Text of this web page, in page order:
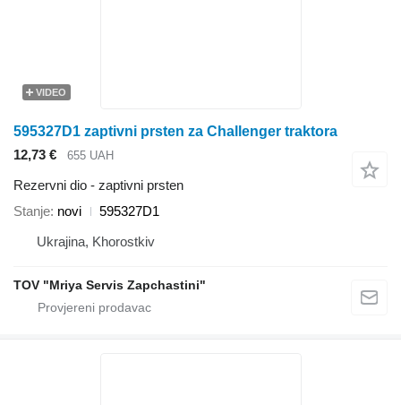
VIDEO
595327D1 zaptivni prsten za Challenger traktora
12,73 €
655 UAH
Rezervni dio - zaptivni prsten
Stanje novi
595327D1
Ukrajina, Khorostkiv
TOV "Mriya Servis Zapchastini"